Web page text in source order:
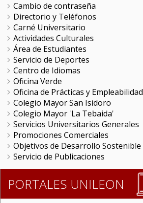
Cambio de contraseña
Directorio y Teléfonos
Carné Universitario
Actividades Culturales
Área de Estudiantes
Servicio de Deportes
Centro de Idiomas
Oficina Verde
Oficina de Prácticas y Empleabilidad
Colegio Mayor San Isidoro
Colegio Mayor 'La Tebaida'
Servicios Universitarios Generales
Promociones Comerciales
Objetivos de Desarrollo Sostenible
Servicio de Publicaciones
PORTALES UNILEON